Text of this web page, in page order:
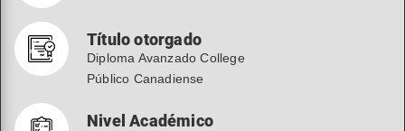
Título otorgado
Diploma Avanzado College
Público Canadiense
Nivel Académico